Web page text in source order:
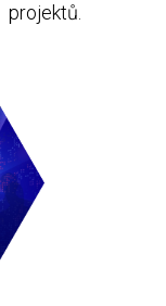
projektů.